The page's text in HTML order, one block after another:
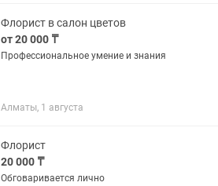
нас
Флорист в салон цветов
от 20 000 ₸
Профессиональное умение и знания
Алматы, 1 августа
Флорист
20 000 ₸
Обговаривается лично